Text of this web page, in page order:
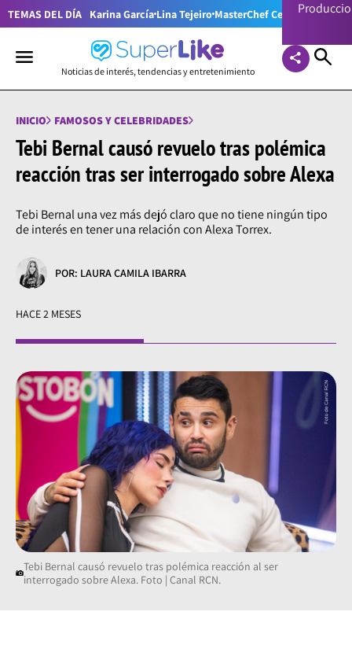
TEMAS DEL DÍA Karina García Lina Tejeiro MasterChef Celebrity
Noticias de interés, tendencias y entretenimiento
INICIO FAMOSOS Y CELEBRIDADES
Tebi Bernal causó revuelo tras polémica
reacción tras ser interrogado sobre Alexa
Tebi Bernal una vez más dejó claro que no tiene ningún tipo
de interés en tener una relación con Alexa Torrex.
POR: LAURA CAMILA IBARRA
HACE 2 MESES
Tebi Bernal causó revuelo tras polémica reacción al ser
interrogado sobre Alexa. Foto | Canal RCN.